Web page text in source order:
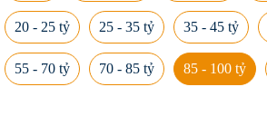
20 - 25 tỷ 25 - 35 tỷ 35 - 45 tỷ
55 - 70 tỷ 70 - 85 tỷ 85 - 100 tỷ